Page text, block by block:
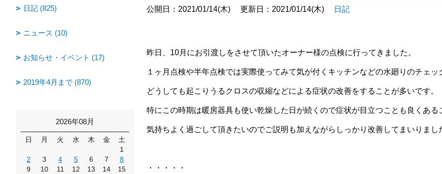
公開日：2021/01/14(木) 更新日：2021/01/14(木) 日記
昨日、10月にお引渡しをさせて頂いたオーナー様の点検に行ってきました。
１ヶ月点検や半年点検では実際使ってみて気が付くキッチンなどの水廻りのチェッ
どうしても起こりうるクロスの収縮などによる症状の改善をすることが多いです。
特にこの時期は暖房器具も使い乾燥した日が続くので症状が目立つことも良くある
気持ちよく過ごして頂きたいのでご説明も加えながらしっかり改善してまいりまし
・・・・・
日記 (825)
ニュース (10)
お知らせ・イベント (17)
2019年4月まで (870)
2026年08月
日 月 火 水 木 金
土
1
2
3 4 5 6 7
8
9
10 11 12 13 14
15